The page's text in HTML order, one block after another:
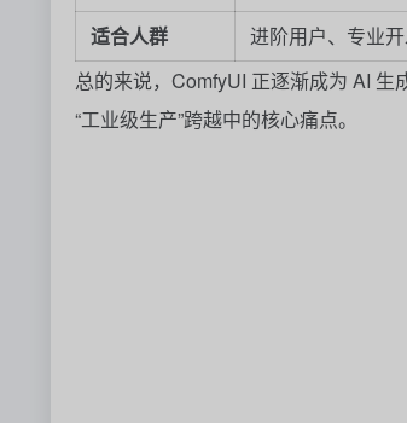
适合人群 进阶用户、专业
总的来说，ComfyUI 正逐渐成为 AI 生
“工业级生产”跨越中的核心痛点。